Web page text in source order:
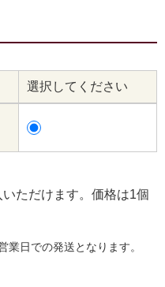
選択してください
ただけます。価格は1個
日での発送となります。